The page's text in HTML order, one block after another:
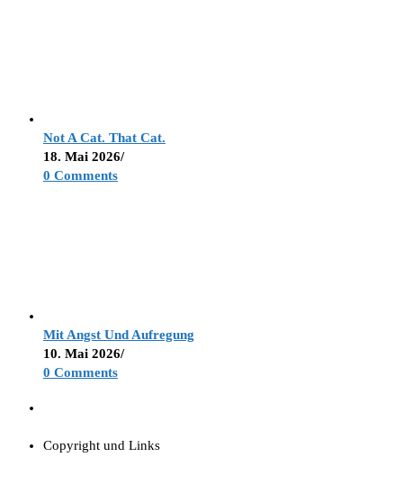
Not A Cat. That Cat.
18. Mai 2026/
0 Comments
Mit Angst Und Aufregung
10. Mai 2026/
0 Comments
Copyright und Links